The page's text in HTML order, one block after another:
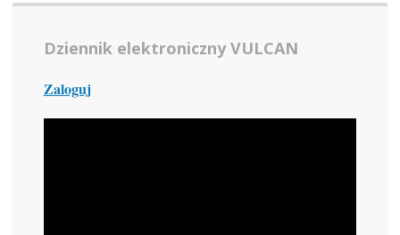
Dziennik elektroniczny VULCAN
Zaloguj